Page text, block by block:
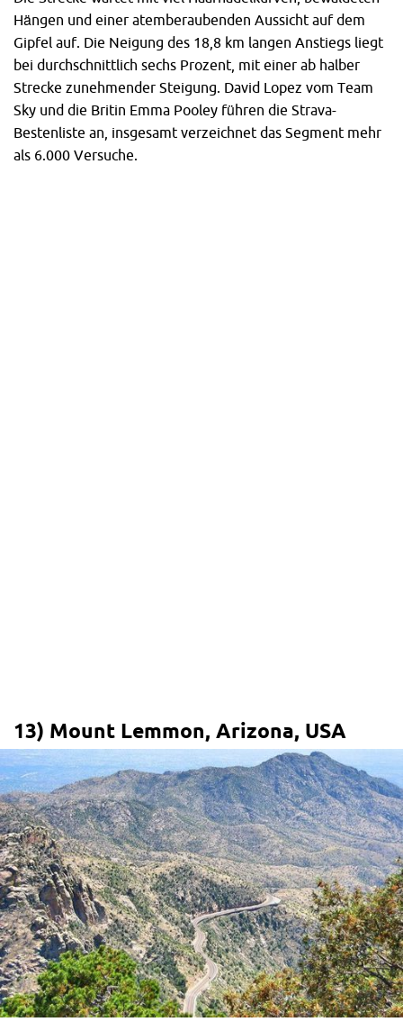
Hängen und einer atemberaubenden Aussicht auf dem
Gipfel auf. Die Neigung des 18,8 km langen Anstiegs liegt
bei durchschnittlich sechs Prozent, mit einer ab halber
Strecke zunehmender Steigung. David Lopez vom Team
Sky und die Britin Emma Pooley führen die Strava-
Bestenliste an, insgesamt verzeichnet das Segment mehr
als 6.000 Versuche.
13) Mount Lemmon, Arizona, USA